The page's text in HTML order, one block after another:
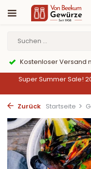
PayPal
9,6/
Super Summer Sale!
Zurück Startseite